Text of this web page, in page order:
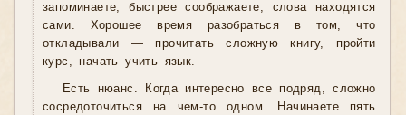
запоминаете, быстрее соображаете, слова находятся
сами. Хорошее время разобраться в том, что
откладывали — прочитать сложную книгу, пройти
курс, начать учить язык.
Есть нюанс. Когда интересно все подряд, сложно
сосредоточиться на чем-то одном. Начинаете пять